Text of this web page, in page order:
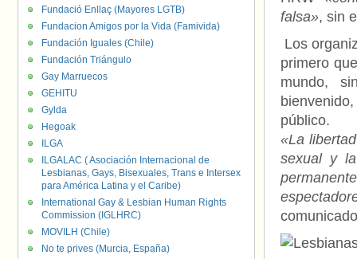
falsa», sin
Los
primero
mundo,
público.
«La
sexual y
Fundació Enllaç (Mayores LGTB)
Fundacion Amigos por la Vida (Famivida)
Fundación Iguales (Chile)
Fundación Triángulo
Gay Marruecos
GEHITU
Gylda
Hegoak
ILGA
ILGALAC ( Asociación Internacional de
Lesbianas, Gays, Bisexuales, Trans e Intersex
para América Latina y el Caribe)
International Gay & Lesbian Human Rights
Commission (IGLHRC)
MOVILH (Chile)
No te prives (Murcia, España)